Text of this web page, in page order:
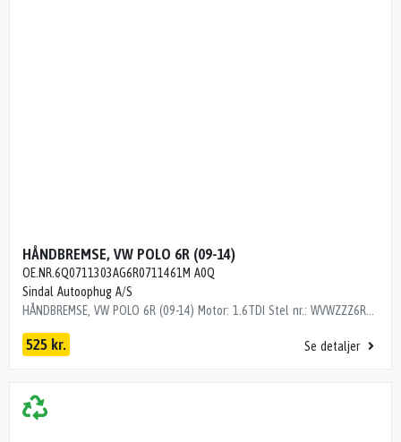
HÅNDBREMSE, VW POLO 6R (09-14)
OE.NR.6Q0711303AG6R0711461M A0Q
Sindal Autoophug A/S
HÅNDBREMSE, VW POLO 6R (09-14) Motor: 1.6TDI Stel nr.: WVWZZZ6RZCY517049 Årgang.: 2012 Del nr..: O81232 Dito nr.: 95773710 Stamkort nr.: J1602 Kilometer: 120000 OEM numre: OE.NR.6Q0711303AG6R0711461M A0Q SORT
525 kr. Se detaljer